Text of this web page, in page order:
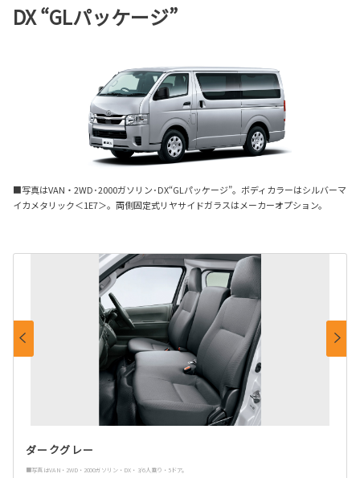
DX “GLパッケージ”
■写真はVAN・2WD･2000ガソリン･DX“GLパッケージ”。ボディカラーはシルバーマ
イカメタリック＜1E7＞。両側固定式リヤサイドガラスはメーカーオプション。
ダークグレー
■写真はVAN・2WD・2000ガソリン・DX・3/6人乗り・5ドア。